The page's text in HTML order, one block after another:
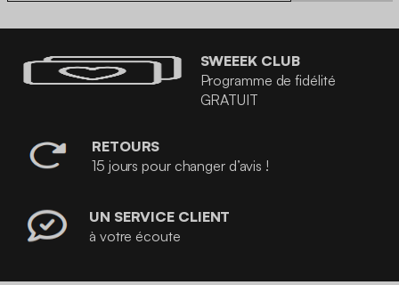
SWEEEK CLUB
Programme de fidélité
GRATUIT
RETOURS
15 jours pour changer d’avis !
UN SERVICE CLIENT
à votre écoute